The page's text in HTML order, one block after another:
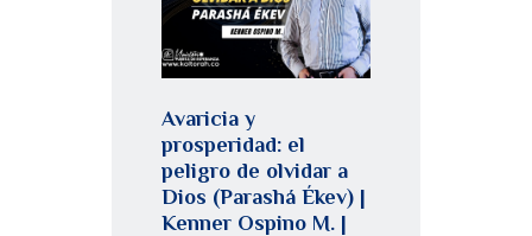
Avaricia y
prosperidad: el
peligro de olvidar a
Dios (Parashá Ékev) |
Kenner Ospino M. |